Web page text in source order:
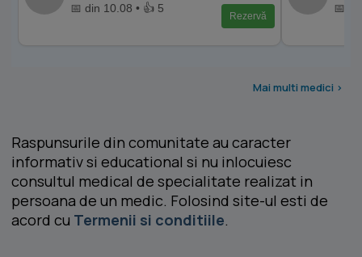
📅 din 10.08 • 👍 5
Rezervă
📅
Mai multi medici >
Raspunsurile din comunitate au caracter
informativ si educational si nu inlocuiesc
consultul medical de specialitate realizat in
persoana de un medic. Folosind site-ul esti de
acord cu Termenii si conditiile.